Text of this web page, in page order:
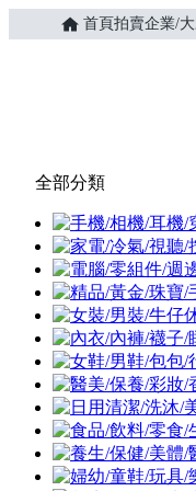
首頁拍賣企業/
全部分類